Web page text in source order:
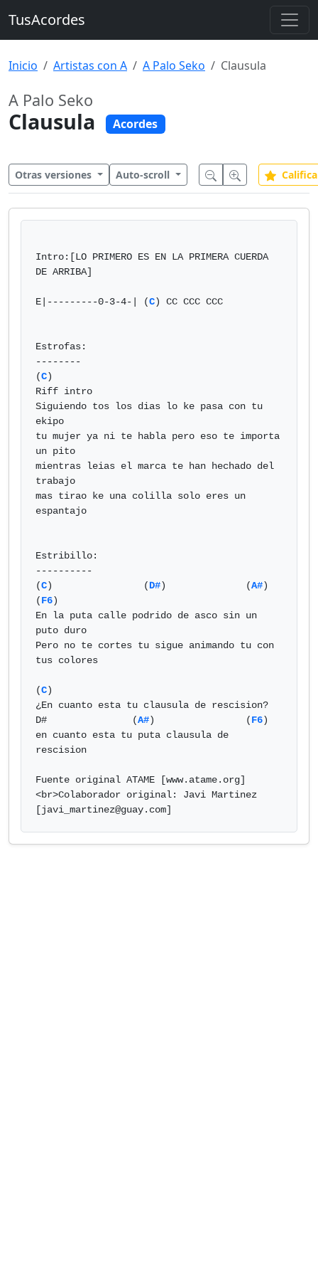
TusAcordes
Inicio Artistas con A A Palo Seko Clausula
A Palo Seko
Clausula Acordes
Otras versiones Auto-scroll
Intro:[LO PRIMERO ES EN LA PRIMERA CUERDA
DE ARRIBA]
E|---------0-3-4-| (C) CC CCC CCC
Estrofas:
--------
(C)
Riff intro
Siguiendo tos los dias lo ke pasa con tu
ekipo
tu mujer ya ni te habla pero eso te importa
un pito
mientras leias el marca te han hechado del
trabajo
mas tirao ke una colilla solo eres un
espantajo
Estribillo:
----------
(C)                (D#)              (A#)
(F6)
En la puta calle podrido de asco sin un
puto duro
Pero no te cortes tu sigue animando tu con
tus colores
(C)
¿En cuanto esta tu clausula de rescision?
D#               (A#)                (F6)
en cuanto esta tu puta clausula de
rescision
Fuente original ATAME [www.atame.org]
<br>Colaborador original: Javi Martinez
[javi_martinez@guay.com]